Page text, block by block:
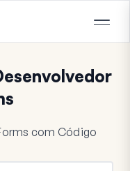
com Código